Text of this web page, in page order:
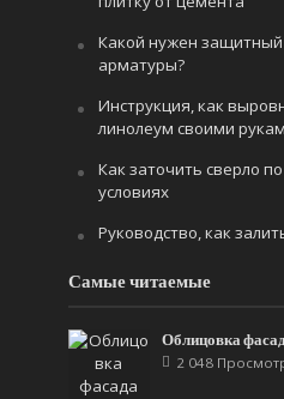
Какой нужен защитный
арматуры?
Инструкция, как
линолеум своими
Как заточить сверло
условиях
Руководство, как
Самые читаемые
Облицовка
2 048